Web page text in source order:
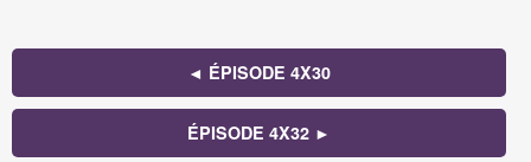
◄ ÉPISODE 4X30
ÉPISODE 4X32 ►